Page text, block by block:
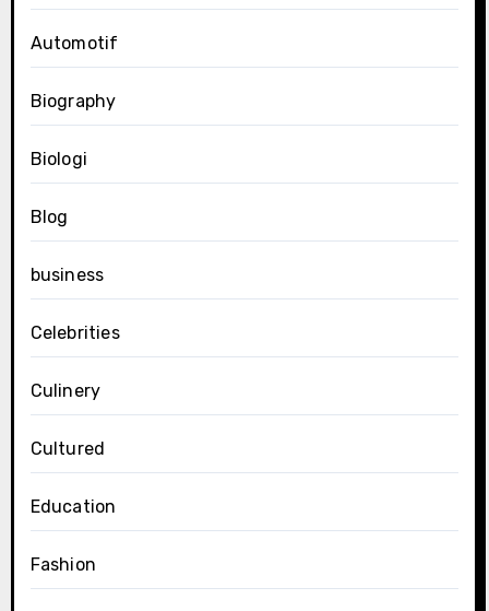
Automotif
Biography
Biologi
Blog
business
Celebrities
Culinery
Cultured
Education
Fashion